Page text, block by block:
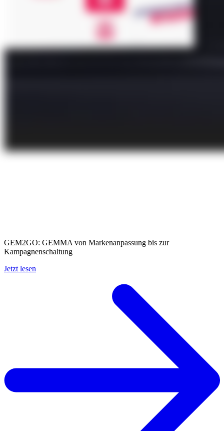
GEM2GO: GEMMA von Markenanpassun­g bis zur
Kampagnenschal­tung
Jetzt lesen